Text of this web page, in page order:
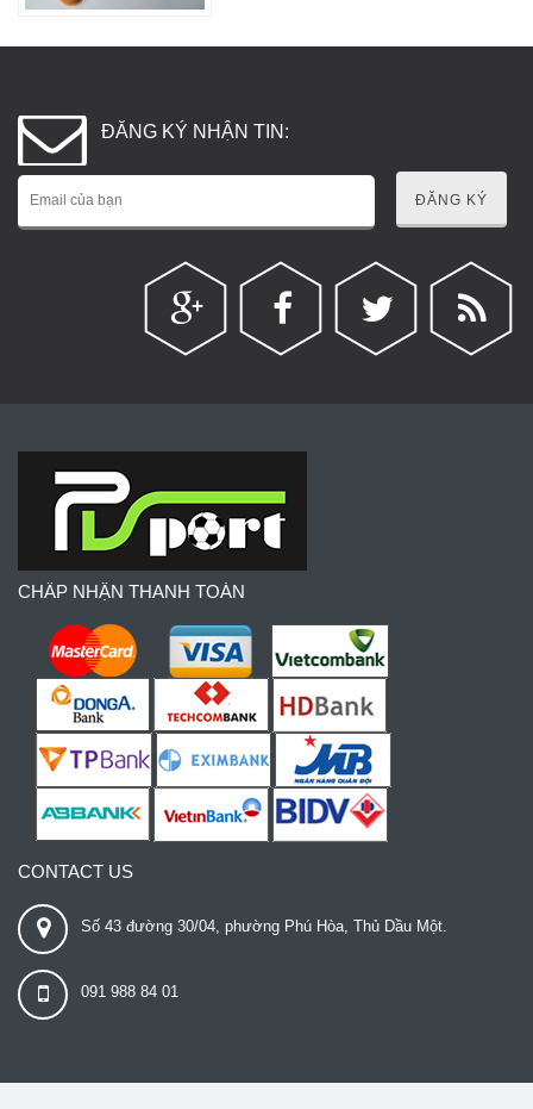
ĐĂNG KÝ NHẬN TIN:
ĐĂNG KÝ
CHẤP NHẬN THANH TOÁN
CONTACT US
Số 43 đường 30/04, phường Phú Hòa, Thủ Dầu Một.
091 988 84 01